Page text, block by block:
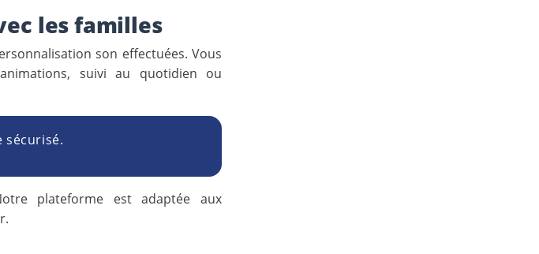
les familles
son effectuées. Vous
suivi au quotidien ou
sécurisé.
plateforme est adaptée aux